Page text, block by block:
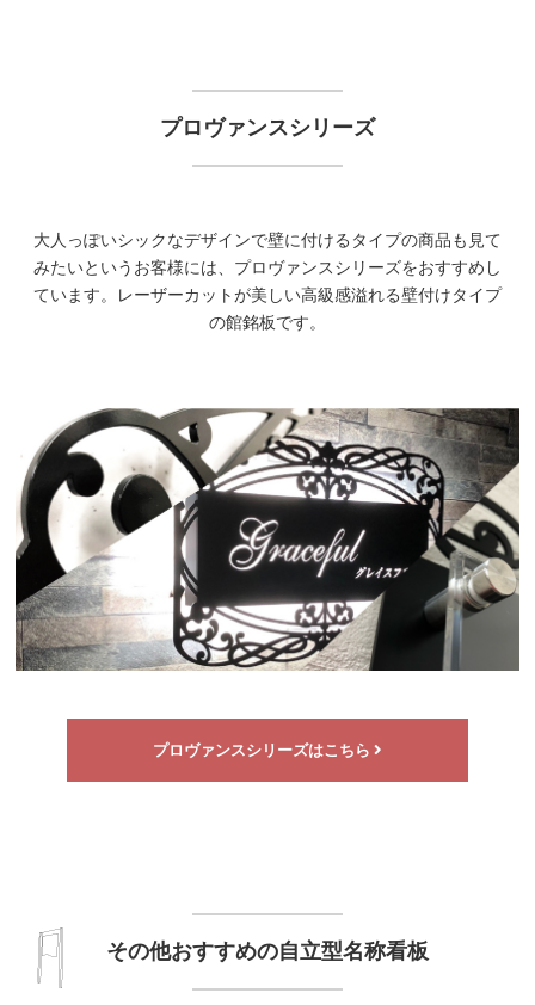
プロヴァンスシリーズ
大人っぽいシックなデザインで壁に付けるタイプの商品も見て
みたいというお客様には、プロヴァンスシリーズをおすすめし
ています。レーザーカットが美しい高級感溢れる壁付けタイプ
の館銘板です。
プロヴァンスシリーズはこちら
その他おすすめの自立型名称看板